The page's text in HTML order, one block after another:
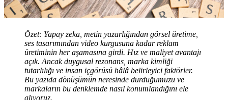
Özet: Yapay zeka, metin yazarlığından görsel üretime,
ses tasarımından video kurgusuna kadar reklam
üretiminin her aşamasına girdi. Hız ve maliyet avantajı
açık. Ancak duygusal rezonans, marka kimliği
tutarlılığı ve insan içgörüsü hâlâ belirleyici faktörler.
Bu yazıda dönüşümün neresinde durduğumuzu ve
markaların bu denklemde nasıl konumlandığını ele
alıyoruz.